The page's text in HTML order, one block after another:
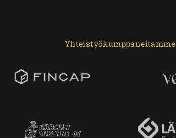
Yhteistyökumppaneitamme